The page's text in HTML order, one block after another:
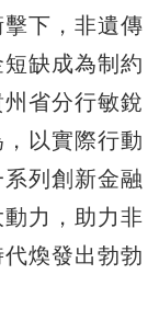
下，非遺傳
缺成為制約
省分行敏銳
以實際行動
列創新金融
力，助力非
煥發出勃勃